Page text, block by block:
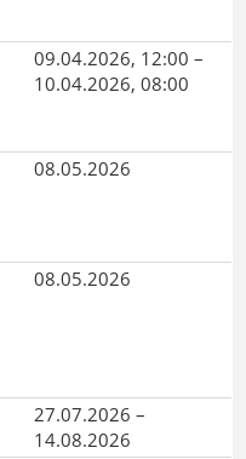
09.04.2026, 12:00 –
10.04.2026, 08:00
08.05.2026
08.05.2026
27.07.2026 –
14.08.2026